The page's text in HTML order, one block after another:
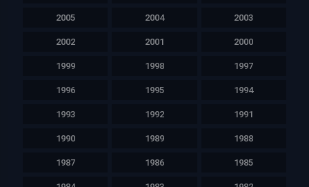
2005 2004 2003
2002 2001 2000
1999 1998 1997
1996 1995 1994
1993 1992 1991
1990 1989 1988
1987 1986 1985